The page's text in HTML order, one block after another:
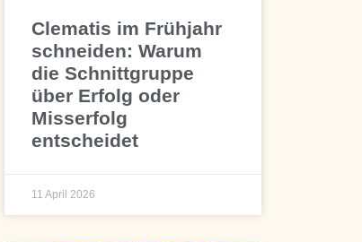
Clematis im Frühjahr
schneiden: Warum
die Schnittgruppe
über Erfolg oder
Misserfolg
entscheidet
11 April 2026